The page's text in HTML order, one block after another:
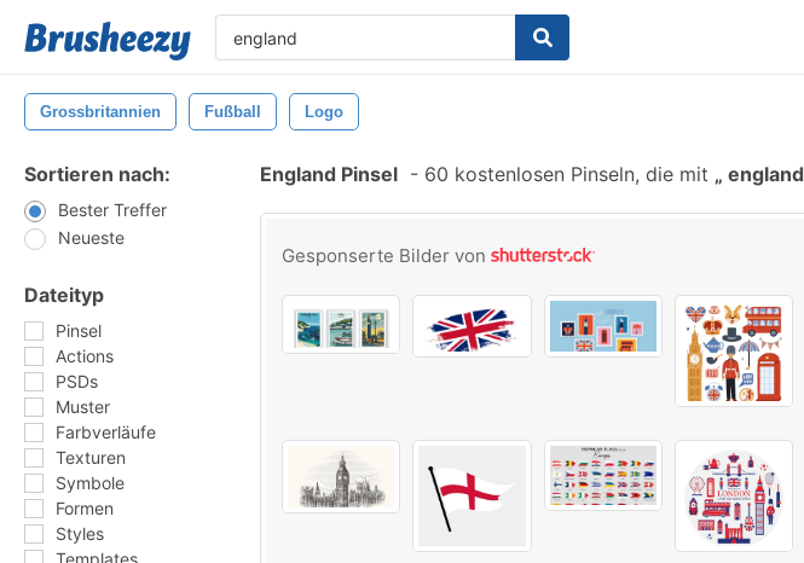
Grossbritannien Fußball Logo
Sortieren nach:
Bester Treffer
Neueste
Dateityp
Pinsel
Actions
PSDs
Muster
Farbverläufe
Texturen
Symbole
Formen
Styles
Templates
England Pinsel - 60 kostenlosen Pinseln, die mit england
Gesponserte Bilder von